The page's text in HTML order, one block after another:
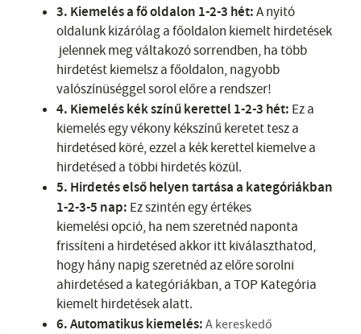
3. Kiemelés a fő oldalon 1-2-3 hét:A nyitó
oldalunk kizárólag a főoldalon kiemelt hirdetések
jelennek meg váltakozó sorrendben, ha több
hirdetést kiemelsz a főoldalon, nagyobb
valószínüséggel sorol előre a rendszer!
4. Kiemelés kék színű kerettel 1-2-3 hét: Ez a
kiemelés egy vékony kékszínű keretet tesz a
hirdetésed köré, ezzel a kék kerettel kiemelve a
hirdetésed a többi hirdetés közül.
5. Hirdetés első helyen tartása a kategóriákban
1-2-3-5 nap: Ez szintén egy értékes
kiemelési opció, ha nem szeretnéd naponta
frissíteni a hirdetésed akkor itt kiválaszthatod,
hogy hány napig szeretnéd az előre sorolni
ahirdetésed a kategóriákban, a TOP Kategória
kiemelt hirdetések alatt.
6. Automatikus kiemelés:A kereskedő